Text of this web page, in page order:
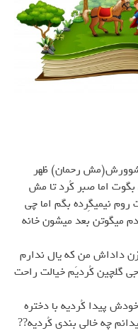
شوورش(مش رحمان) ظهر
اما صبر كُرد تا مش
روم نيميگِرده بگم اما چي
ميگوتن بعد ميشون خانه
داداش من كه يال ندارم
گلچين كُرديَم خيالت راحت
پيدا كُرديه با دختره
چه خالي بندي كُرديه??